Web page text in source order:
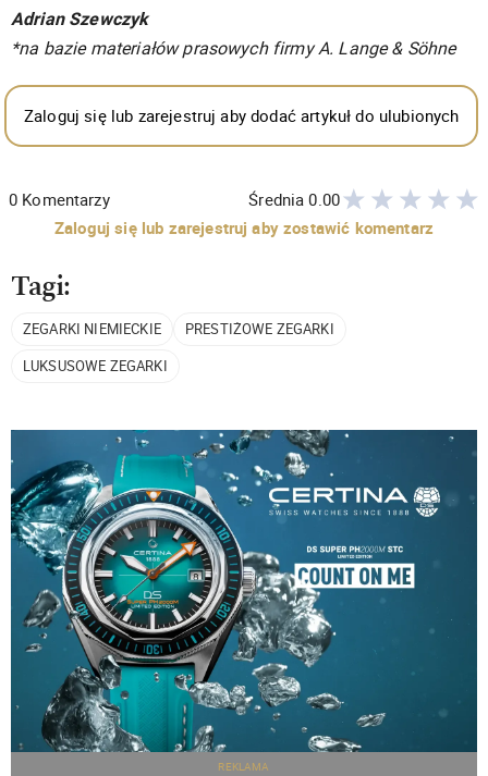
Adrian Szewczyk
*na bazie materiałów prasowych firmy A. Lange & Söhne
Zaloguj się lub zarejestruj aby dodać artykuł do ulubionych
0 Komentarzy Średnia0.00
Zaloguj się lub zarejestruj aby zostawić komentarz
Tagi:
ZEGARKI NIEMIECKIE
PRESTIŻOWE ZEGARKI
LUKSUSOWE ZEGARKI
REKLAMA